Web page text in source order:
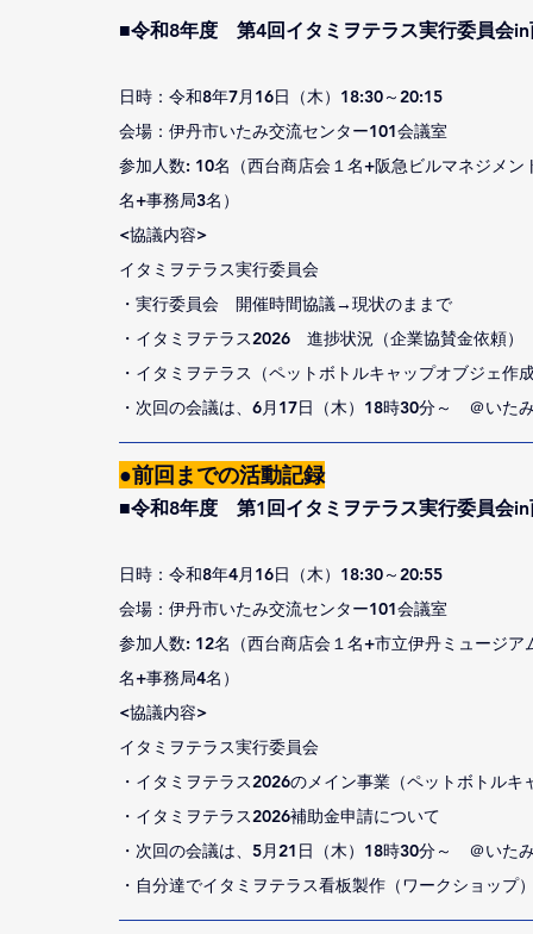
■令和8年度　第4回イタミヲテラス実行委員会
日時：令和8年7月16日（木）18:30～20:15
会場：伊丹市いたみ交流センター101会議室
参加人数: 10名（西台商店会１名+阪急ビルマネジメ
名+事務局3名）
<協議内容>
イタミヲテラス実行委員会
・実行委員会　開催時間協議→現状のままで
・イタミヲテラス2026　進捗状況（企業協賛金依頼）
・イタミヲテラス（ペットボトルキャップオブジェ作
・次回の会議は、6月17日（木）18時30分～　＠いた
●前回までの活動記録
■令和8年度　第1回イタミヲテラス実行委員会
日時：令和8年4月16日（木）18:30～20:55
会場：伊丹市いたみ交流センター101会議室
参加人数: 12名（西台商店会１名+市立伊丹ミュージ
名+事務局4名）
<協議内容>
イタミヲテラス実行委員会
・イタミヲテラス2026のメイン事業（ペットボトル
・イタミヲテラス2026補助金申請について
・次回の会議は、5月21日（木）18時30分～　＠いた
・自分達でイタミヲテラス看板製作（ワークショッ